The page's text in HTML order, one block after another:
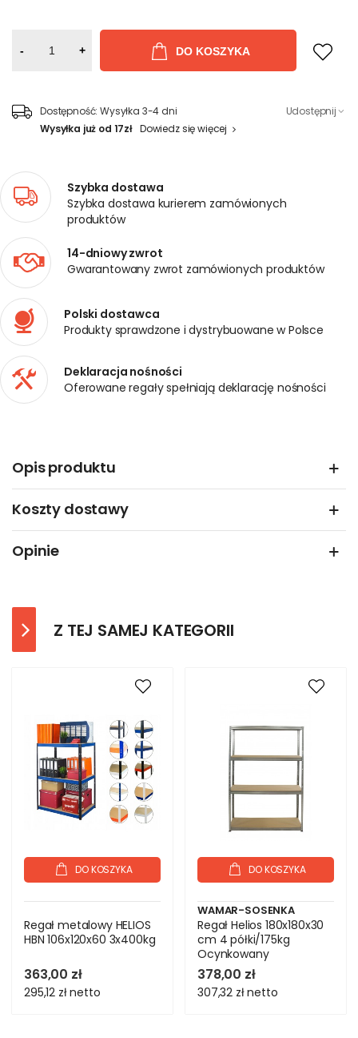
- + DO KOSZYKA
Dostępność: Wysyłka 3-4 dni
Wysyłka już od 17zł Dowiedz się więcej
Udostępnij
Szybka dostawa
Szybka dostawa kurierem zamówionych
produktów
14-dniowy zwrot
Gwarantowany zwrot zamówionych produktów
Polski dostawca
Produkty sprawdzone i dystrybuowane w Polsce
Deklaracja nośności
Oferowane regały spełniają deklarację nośności
Opis produktu
Koszty dostawy
Opinie
Z TEJ SAMEJ KATEGORII
DO KOSZYKA
Regał metalowy HELIOS
HBN 106x120x60 3x400kg
363,00 zł
295,12 złnetto
DO KOSZYKA
WAMAR-SOSENKA
Regał Helios 180x180x30
cm 4 półki/175kg
Ocynkowany
378,00 zł
307,32 złnetto